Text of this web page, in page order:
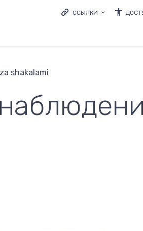
ССЫЛКИ
shakalami